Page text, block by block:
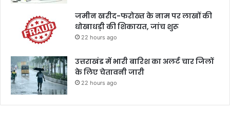
जमीन खरीद-फरोख्त के नाम पर लाखों की
धोखाधड़ी की शिकायत, जांच शुरू
22 hours ago
उत्तराखंड में भारी बारिश का अलर्ट चार जिलों
के लिए चेतावनी जारी
22 hours ago